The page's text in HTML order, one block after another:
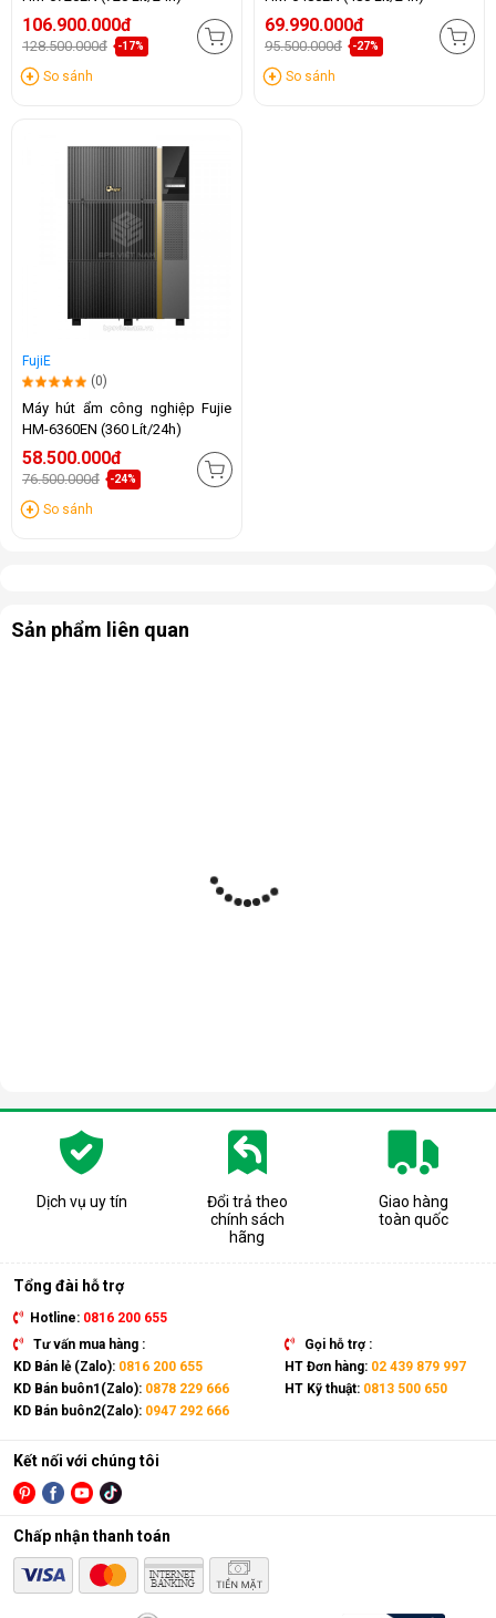
106.900.000đ
128.500.000đ -17%
So sánh
69.990.000đ
95.500.000đ -27%
So sánh
FujiE
(0)
Máy hút ẩm công nghiệp Fujie
HM-6360EN (360 Lít/24h)
58.500.000đ
76.500.000đ -24%
So sánh
Sản phẩm liên quan
Dịch vụ uy tín
Đổi trả theo
chính sách
hãng
Giao hàng
toàn quốc
Tổng đài hỗ trợ
Hotline: 0816 200 655
Tư vấn mua hàng :
KD Bán lẻ (Zalo): 0816 200 655
KD Bán buôn1(Zalo): 0878 229 666
KD Bán buôn2(Zalo): 0947 292 666
Gọi hỗ trợ :
HT Đơn hàng: 02 439 879 997
HT Kỹ thuật: 0813 500 650
Kết nối với chúng tôi
Chấp nhận thanh toán